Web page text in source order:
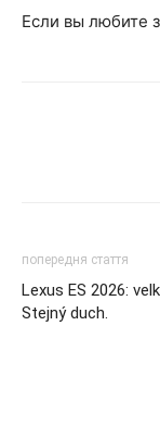
Если вы любите
попередня стаття
Lexus ES 2026:
Stejný duch.